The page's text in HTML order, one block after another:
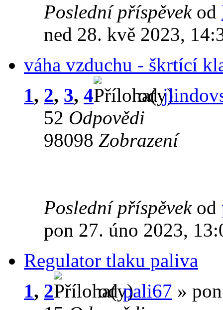
Poslední příspěvek od
ned 28. kvě 2023,
váha vzduchu - škrtící
1, 2, 3, 4 od
52 Odpovědi
98098 Zobrazení
Poslední příspěvek od
pon 27. úno 2023,
Regulator tlaku paliva
1, 2 odpali67 »